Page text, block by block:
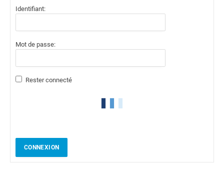
Identifiant:
Mot de passe:
Rester connecté
CONNEXION